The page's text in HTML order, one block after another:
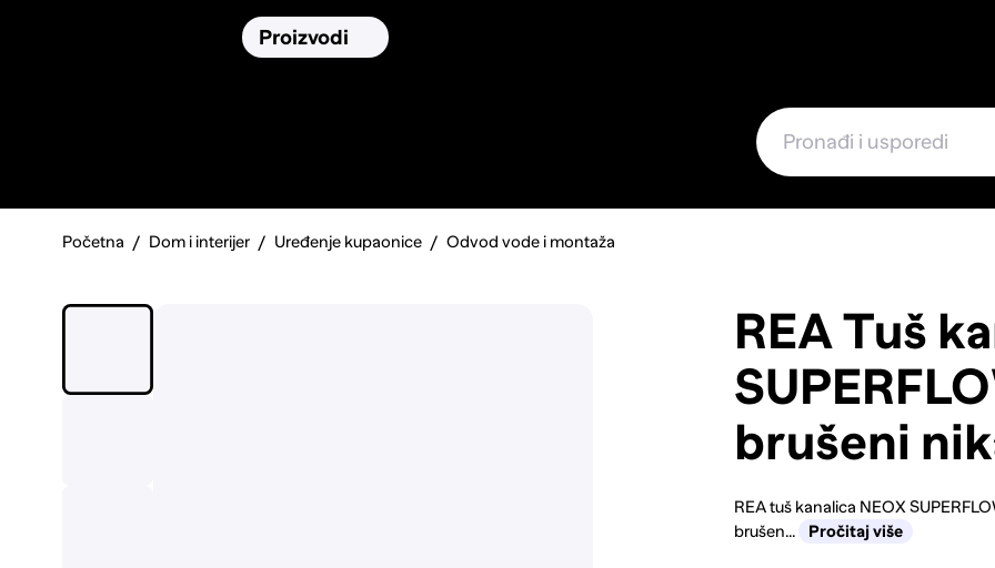
Proizvodi
Početna Dom i interijer Uređenje kupaonice Odvod vode i montaža
REA Tuš
brušeni
REA tuš kanalica NEOX
brušen...
Pročitaj više